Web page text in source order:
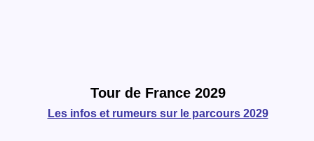
Tour de France 2029
Les infos et rumeurs sur le parcours 2029